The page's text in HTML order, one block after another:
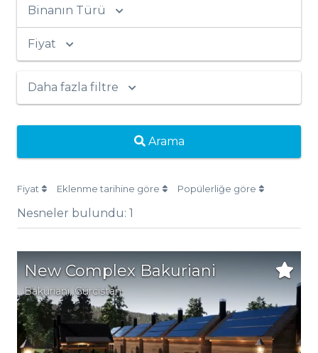
Binanın Türü
Fiyat
Daha fazla filtre
Arama
Fiyat Eklenme tarihine göre Popülerliğe göre
Nesneler bulundu: 1
New Complex Bakuriani
Bakuriani, Gürcistan